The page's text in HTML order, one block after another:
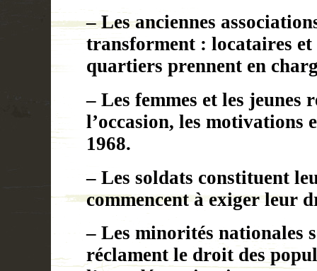
– Les anciennes
transforment : locataires et
quartiers prennent en
– Les femmes et les jeunes
l’occasion, les motivations
1968.
– Les soldats constituent
commencent à exiger leur
– Les minorités nationales
réclament le droit des